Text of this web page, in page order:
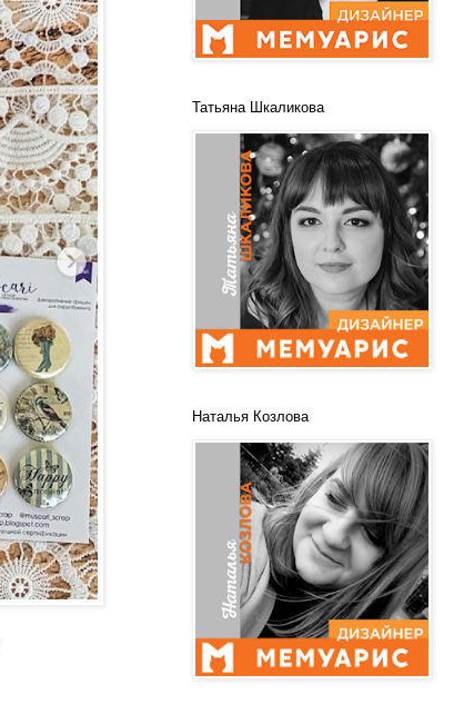
Татьяна Шкаликова
Наталья Козлова